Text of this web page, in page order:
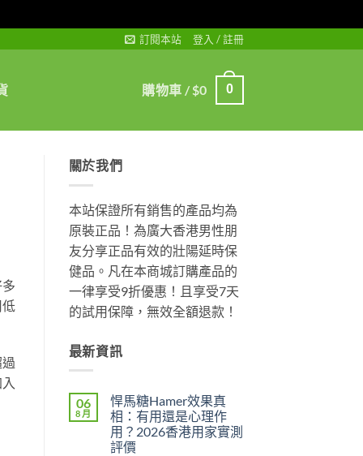
訂閱本站 登入 / 註冊
購物車 /$0 0
關於我們
本站保證所有銷售的產品均為
原裝正品！為廣大香港男性朋
友分享正品有效的壯陽延時保
健品。凡在本商城訂購產品的
一律享受9折優惠！且享受7天
的試用保障，無效全額退款！
最新資訊
06
8 月
悍馬糖Hamer效果真
相：有用還是心理作
用？2026香港用家實測
評價